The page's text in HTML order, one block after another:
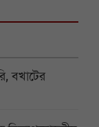
বখাটের